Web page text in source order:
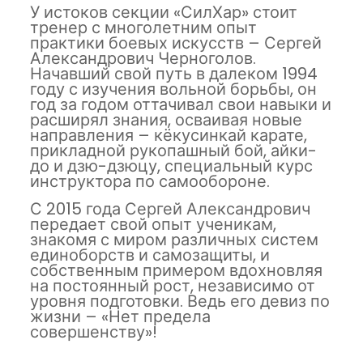
У истоков секции «СилХар» стоит
тренер с многолетним опыт
практики боевых искусств – Сергей
Александрович Черноголов.
Начавший свой путь в далеком 1994
году с изучения вольной борьбы, он
год за годом оттачивал свои навыки и
расширял знания, осваивая новые
направления – кёкусинкай карате,
прикладной рукопашный бой, айки-
до и дзю-дзюцу, специальный курс
инструктора по самообороне.
С 2015 года Сергей Александрович
передает свой опыт ученикам,
знакомя с миром различных систем
единоборств и самозащиты, и
собственным примером вдохновляя
на постоянный рост, независимо от
уровня подготовки. Ведь его девиз по
жизни – «Нет предела
совершенству»!